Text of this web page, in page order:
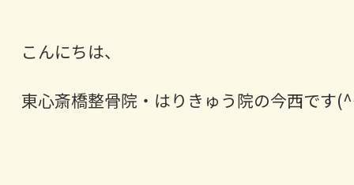
こんにちは、
東心斎橋整骨院・はりきゅう院の今西です